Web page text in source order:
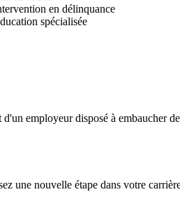
en délinquance
spécialisée
employeur disposé à embaucher
une nouvelle étape dans votre